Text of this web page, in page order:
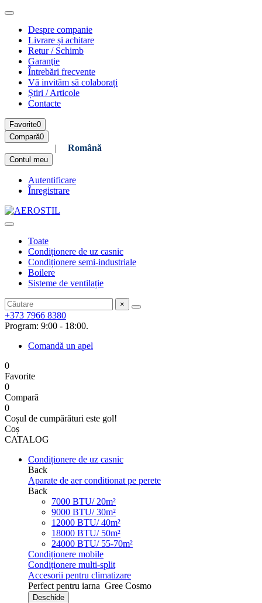
Despre companie
Livrare și achitare
Retur / Schimb
Garanţie
Întrebări frecvente
Vă invităm să colaborați
Știri / Articole
Contacte
Favorite0
Compară0
| Română
Contul meu
Autentificare
Înregistrare
Toate
Condiționere de uz casnic
Condiționere semi-industriale
Boilere
Sisteme de ventilație
×
+373 7966 8380
Program: 9:00 - 18:00.
Comandă un apel
0
Favorite
0
Compară
0
Coșul de cumpărături este gol!
Coș
CATALOG
Condiționere de uz casnic
Back
Aparate de aer conditionat pe perete
Back
7000 BTU/ 20m²
9000 BTU/ 30m²
12000 BTU/ 40m²
18000 BTU/ 50m²
24000 BTU/ 55-70m²
Condiționere mobile
Condiționere multi-split
Accesorii pentru climatizare
Perfect pentru iarna Gree Cosmo
Deschide